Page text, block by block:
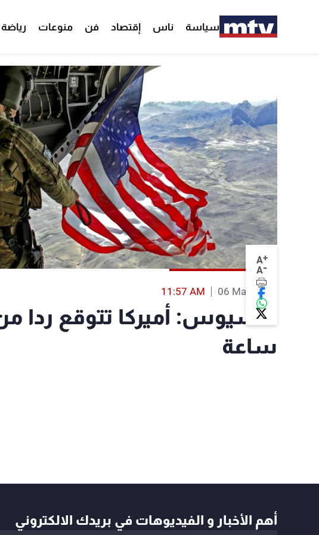
سياسة ناس إقتصاد فن منوعات رياضة
A+
A-
06 May 2026
11:57 AM
ساعة
أهم الأخبار و الفيديوهات في بريدك الالكتروني